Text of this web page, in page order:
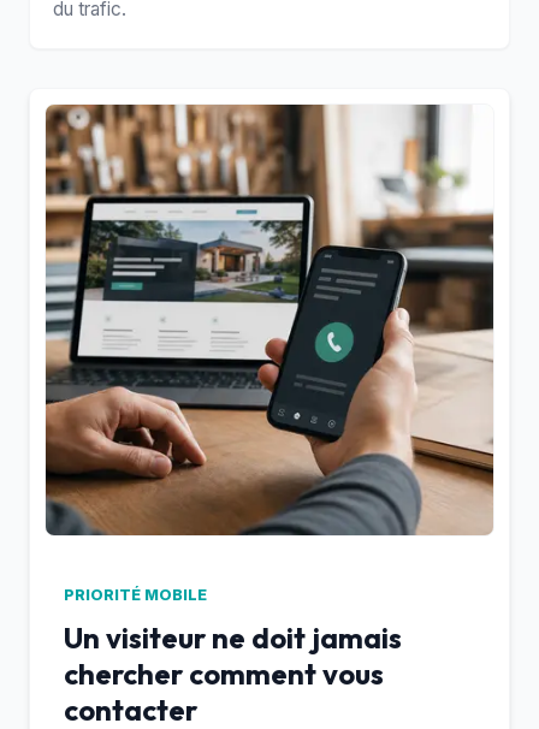
du trafic.
PRIORITÉ MOBILE
Un visiteur ne doit jamais
chercher comment vous
contacter